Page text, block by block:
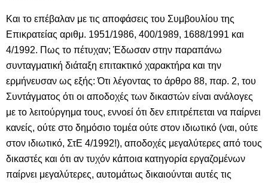
Και το επέβαλαν με τις αποφάσεις του Συμβουλίου της
Επικρατείας αριθμ. 1951/1986, 400/1989, 1688/1991 και
4/1992. Πως το πέτυχαν; Έδωσαν στην παραπάνω
συνταγματική διάταξη επιτακτικό χαρακτήρα και την
ερμήνευσαν ως εξής: Ότι λέγοντας το άρθρο 88, παρ. 2, του
Συντάγματος ότι οι αποδοχές των δικαστών είναι ανάλογες
με το λειτούργημα τους, εννοεί ότι δεν επιτρέπεται να παίρνει
κανείς, ούτε στο δημόσιο τομέα ούτε στον ιδιωτικό (ναι, ούτε
στον ιδιωτικό, ΣτΕ 4/1992!), αποδοχές μεγαλύτερες από τους
δικαστές και ότι αν τυχόν κάποια κατηγορία εργαζομένων
παίρνει μεγαλύτερες, αυτομάτως δικαιούνται αυτές τις